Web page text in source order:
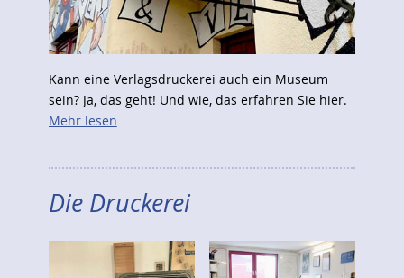
Kann eine Verlagsdruckerei auch ein Museum
sein? Ja, das geht! Und wie, das erfahren Sie hier.
Mehr lesen
Die Druckerei